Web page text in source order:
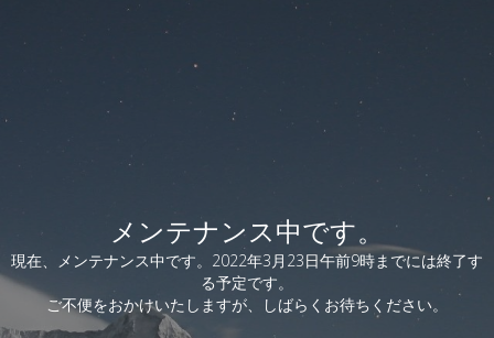
メンテナンス中です。
現在、メンテナンス中です。2022年3月23日午前9時までには終了す
る予定です。
ご不便をおかけいたしますが、しばらくお待ちください。